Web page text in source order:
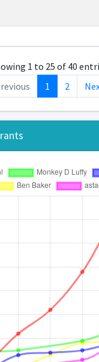
1 to 25 of 40
1 2